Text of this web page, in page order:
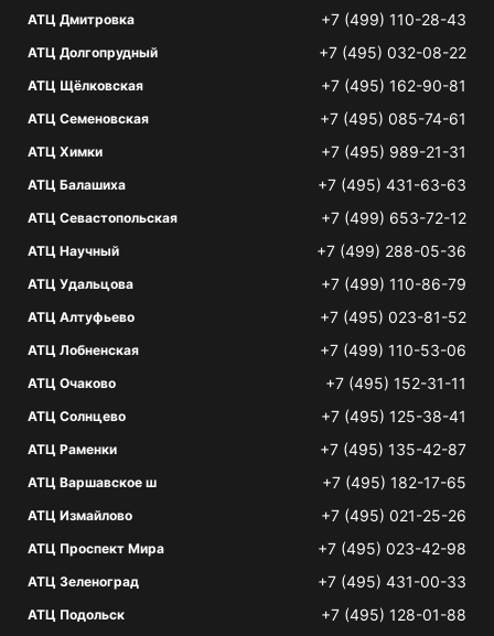
АТЦ Дмитровка +7 (499) 110-28-43
АТЦ Долгопрудный +7 (495) 032-08-22
АТЦ Щёлковская +7 (495) 162-90-81
АТЦ Семеновская +7 (495) 085-74-61
АТЦ Химки +7 (495) 989-21-31
АТЦ Балашиха +7 (495) 431-63-63
АТЦ Севастопольская +7 (499) 653-72-12
АТЦ Научный +7 (499) 288-05-36
АТЦ Удальцова +7 (499) 110-86-79
АТЦ Алтуфьево +7 (495) 023-81-52
АТЦ Лобненская +7 (499) 110-53-06
АТЦ Очаково +7 (495) 152-31-11
АТЦ Солнцево +7 (495) 125-38-41
АТЦ Раменки +7 (495) 135-42-87
АТЦ Варшавское ш +7 (495) 182-17-65
АТЦ Измайлово +7 (495) 021-25-26
АТЦ Проспект Мира +7 (495) 023-42-98
АТЦ Зеленоград +7 (495) 431-00-33
АТЦ Подольск +7 (495) 128-01-88